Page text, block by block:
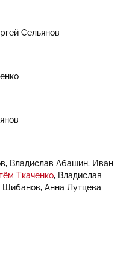
Сельянов
Владислав Абашин Иван
Ткаченко Владислав
Шибанов Анна Лутцева